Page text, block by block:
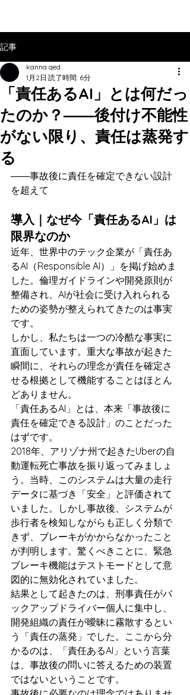
記事
「責任あるAI」とは何だっ
たのか？――後付け不能性
がない限り、責任は蒸発す
る
kanna qed
1月2日 読了時間: 6分
――事故後に責任を確定できない設計
を超えて
導入｜なぜ今「責任あるAI」は
限界なのか
近年、世界中のテック企業が「責任あ
るAI（Responsible AI）」を掲げ始めま
した。倫理ガイドラインや開発原則が
整備され、AIが社会に受け入れられる
ための姿勢が整えられてきたのは事実
です。
しかし、私たちは一つの冷酷な事実に
直面しています。重大な事故が起きた
瞬間に、それらの理念が責任を確定さ
せる根拠として機能することはほとん
どありません。
「責任あるAI」とは、本来「事故後に
責任を確定できる設計」のことだった
はずです。
2018年、アリゾナ州で起きたUberの自
動運転死亡事故を振り返ってみましょ
う。当時、このシステムは大量の走行
データに基づき「安全」と評価されて
いました。しかし事故後、システムが
歩行者を検知しながらも正しく分類で
きず、ブレーキがかからなかったこと
が判明します。驚くべきことに、緊急
ブレーキ機能はテストモードとして意
図的に無効化されていました。
結果として起きたのは、刑事責任がバ
ックアップドライバー個人に集中し、
開発組織の責任が曖昧に霧散するとい
う「責任の蒸発」でした。ここから分
かるのは、「責任あるAI」という言葉
は、事故後の問いに答えるための装置
ではないということです。